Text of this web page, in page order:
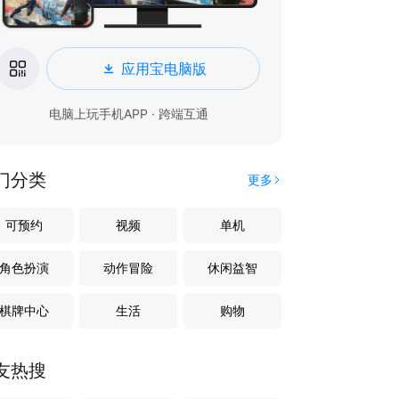
应用宝电脑版
电脑上玩手机APP · 跨端互通
分类 更多
可预约 视频 单机
角色扮演 动作冒险 休闲益智
棋牌中心 生活 购物
热搜